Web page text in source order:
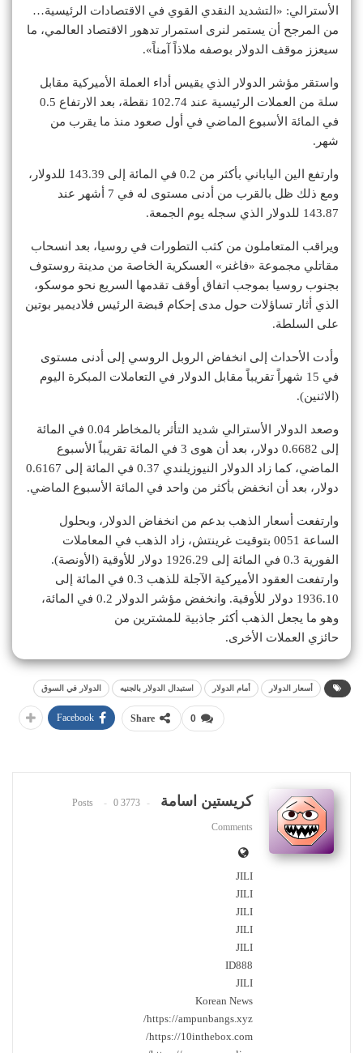
الأسترالي: «التشديد النقدي القوي في الاقتصادات الرئيسية…
من المرجح أن يستمر لنرى استمرار تدهور الاقتصاد العالمي، ما
سيعزز موقف الدولار بوصفه ملاذاً آمناً».
واستقر مؤشر الدولار الذي يقيس أداء العملة الأميركية مقابل
سلة من العملات الرئيسية عند 102.74 نقطة، بعد الارتفاع 0.5
في المائة الأسبوع الماضي في أول صعود منذ ما يقرب من
شهر.
وارتفع الين الياباني بأكثر من 0.2 في المائة إلى 143.39 للدولار،
ومع ذلك ظل بالقرب من أدنى مستوى له في 7 أشهر عند
143.87 للدولار الذي سجله يوم الجمعة.
ويراقب المتعاملون من كثب التطورات في روسيا، بعد انسحاب
مقاتلي مجموعة «فاغنر» العسكرية الخاصة من مدينة روستوف
بجنوب روسيا بموجب اتفاق أوقف تقدمها السريع نحو موسكو،
الذي أثار تساؤلات حول مدى إحكام قبضة الرئيس فلاديمير بوتين
على السلطة.
وأدت الأحداث إلى انخفاض الروبل الروسي إلى أدنى مستوى
في 15 شهراً تقريباً مقابل الدولار في التعاملات المبكرة اليوم
(الاثنين).
وصعد الدولار الأسترالي شديد التأثر بالمخاطر 0.04 في المائة
إلى 0.6682 دولار، بعد أن هوى 3 في المائة تقريباً الأسبوع
الماضي، كما زاد الدولار النيوزيلندي 0.37 في المائة إلى 0.6167
دولار، بعد أن انخفض بأكثر من واحد في المائة الأسبوع الماضي.
وارتفعت أسعار الذهب بدعم من انخفاض الدولار، وبحلول
الساعة 0051 بتوقيت غرينتش، زاد الذهب في المعاملات
الفورية 0.3 في المائة إلى 1926.29 دولار للأوقية (الأونصة).
وارتفعت العقود الأميركية الآجلة للذهب 0.3 في المائة إلى
1936.10 دولار للأوقية. وانخفض مؤشر الدولار 0.2 في المائة،
وهو ما يجعل الذهب أكثر جاذبية للمشترين من
حائزي العملات الأخرى.
أسعار الدولار أمام الدولار استبدال الدولار بالجنيه الدولار في السوق
0
Share
Facebook
كريستين اسامة 3773 Posts
0
Comments
JILI
JILI
JILI
JILI
JILI
ID888
JILI
Korean News
https://ampunbangs.xyz/
https://10inthebox.com/